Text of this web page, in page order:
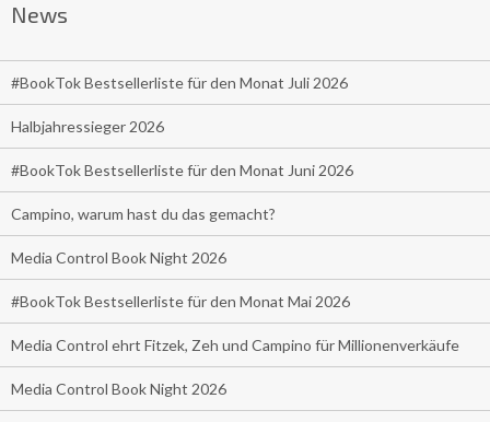
News
#BookTok Bestsellerliste für den Monat Juli 2026
Halbjahressieger 2026
#BookTok Bestsellerliste für den Monat Juni 2026
Campino, warum hast du das gemacht?
Media Control Book Night 2026
#BookTok Bestsellerliste für den Monat Mai 2026
Media Control ehrt Fitzek, Zeh und Campino für Millionenverkäufe
Media Control Book Night 2026